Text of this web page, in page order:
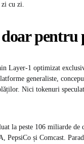
zi cu zi.
pentru
Layer-1 optimizat
generaliste,
Nici tokenuri
la peste 106 miliarde de
și Comcast.